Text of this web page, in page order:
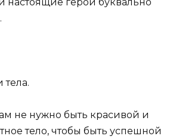
тела.
не нужно быть красивой и
тело, чтобы быть успешной